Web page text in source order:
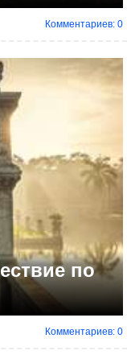
Комментариев: 0
по
Комментариев: 0